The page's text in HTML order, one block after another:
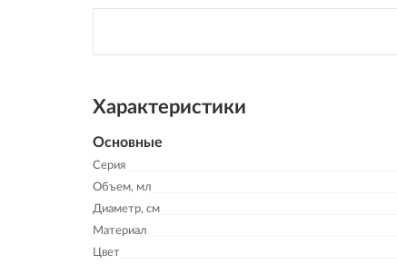
Характеристики
Основные
Серия
Объем, мл
Диаметр, см
Материал
Цвет